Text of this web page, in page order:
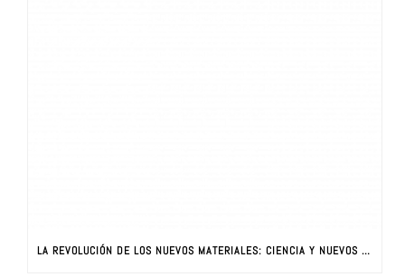
LA REVOLUCIÓN DE LOS NUEVOS MATERIALES: CIENCIA Y NUEVOS MATERIALES